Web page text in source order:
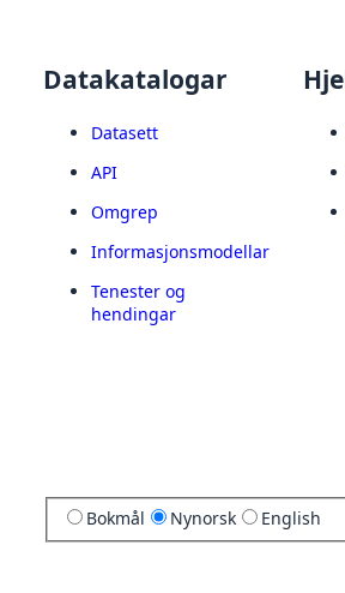
Datakatalogar
Datasett
API
Omgrep
Informasjonsmodellar
Tenester og
hendingar
Bokmål Nynorsk English